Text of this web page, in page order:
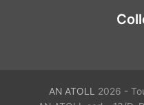
AN ATOLL 2026 -